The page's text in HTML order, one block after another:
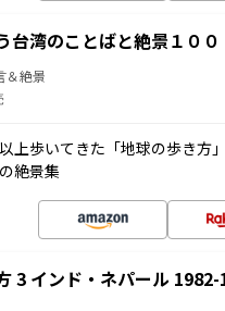
台湾のことばと絶景１００
＆絶景
上歩いてきた「地球の歩き方
絶景集
3 インド・ネパール 1982-